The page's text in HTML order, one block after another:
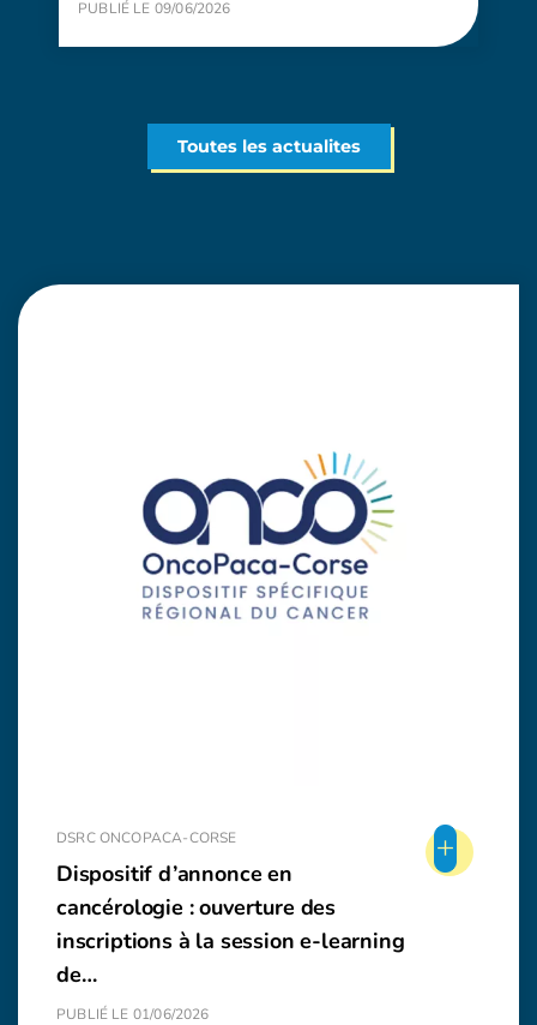
PUBLIÉ LE 09/06/2026
Toutes les actualites
DSRC ONCOPACA-CORSE
Dispositif d’annonce en
cancérologie : ouverture des
inscriptions à la session e-learning
de…
PUBLIÉ LE 01/06/2026
+